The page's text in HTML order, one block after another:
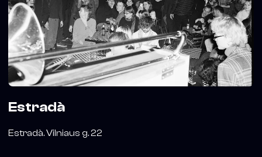
Estradà
Estradà. Vilniaus g. 22